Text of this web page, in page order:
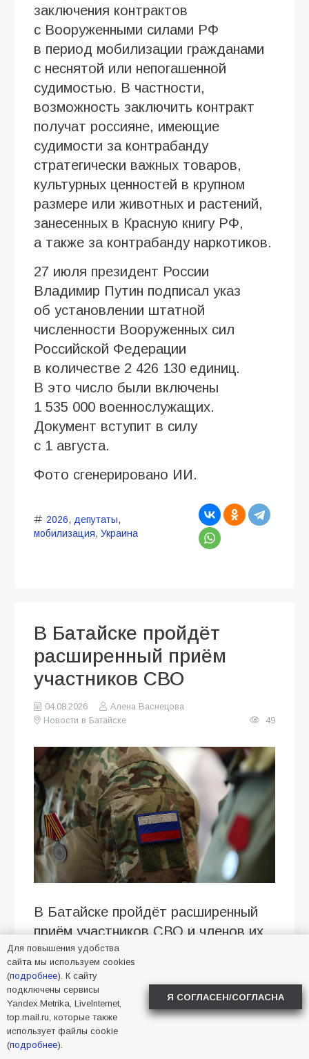
заключения контрактов
с Вооруженными силами РФ
в период мобилизации гражданами
с неснятой или непогашенной
судимостью. В частности,
возможность заключить контракт
получат россияне, имеющие
судимости за контрабанду
стратегически важных товаров,
культурных ценностей в крупном
размере или животных и растений,
занесенных в Красную книгу РФ,
а также за контрабанду наркотиков.
27 июля президент России
Владимир Путин подписал указ
об установлении штатной
численности Вооруженных сил
Российской Федерации
в количестве 2 426 130 единиц.
В это число были включены
1 535 000 военнослужащих.
Документ вступит в силу
с 1 августа.
Фото сгенерировано ИИ.
2026, депутаты,
мобилизация, Украина
В Батайске пройдёт
расширенный приём
участников СВО
04.08.2026
Алена Васнецова
Новости в Батайске
49
В Батайске пройдёт расширенный
приём участников СВО и членов их
семей
21 августа в 14:00 в Городском
культурно-досуговом центре (пл.
Ленина, 5) состоится расширенный
приём участников специальной
Для повышения удобства
сайта мы используем cookies
(подробнее). К сайту
подключены сервисы
Yandex.Metrika, LiveInternet,
top.mail.ru, которые также
использует файлы cookie
(подробнее).
Я СОГЛАСЕН/СОГЛАСНА